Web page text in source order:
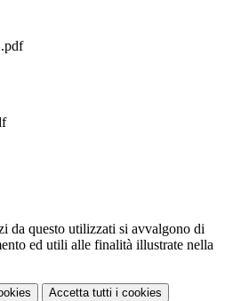
da questo utilizzati si avvalgono di
ed utili alle finalità illustrate nella
Accetta tutti i cookies